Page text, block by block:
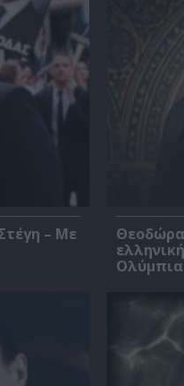
– Με
Ολύμπια